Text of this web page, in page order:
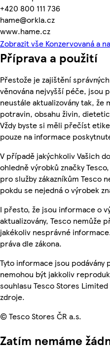
+420 800 111 736
hame@orkla.cz
www.hame.cz
Zobrazit vše Konzervovaná a
Příprava a použití
Přestože je zajištění
věnována nejvyšší péče, jsou
neustále aktualizovány tak, že
potravin, obsahu živin,
Vždy byste si měli přečíst
pouze na informace
V případě jakýchkoliv Vašich
ohledně výrobků značky
pro služby zákazníkům Tesco
pokdu se nejedná o výrobek
I přesto, že jsou informace o
aktualizovány, Tesco nemůže
jakékoliv nesprávné
práva dle zákona.
Tyto informace jsou
nemohou být jakkoliv
souhlasu Tesco Stores
zdroje.
© Tesco Stores ČR a.s.
Zatím nemáme